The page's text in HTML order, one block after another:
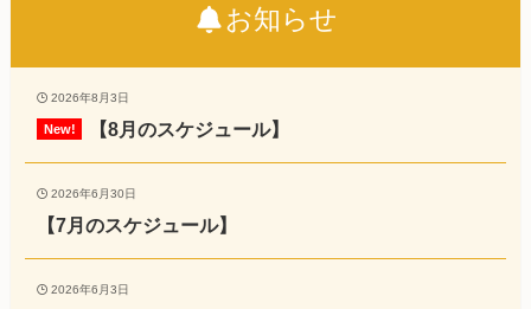
お知らせ
2026年8月3日
【8月のスケジュール】
2026年6月30日
【7月のスケジュール】
2026年6月3日